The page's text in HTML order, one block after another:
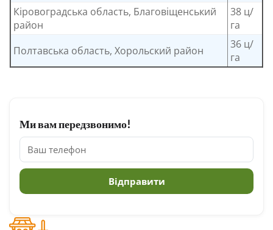
Кіровоградська область, Благовіщенський
район
38 ц/
га
Полтавська область, Хорольский район
36 ц/
га
Ми вам передзвонимо!